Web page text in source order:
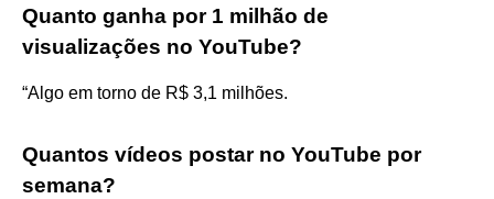
Quanto ganha por 1 milhão de
visualizações no YouTube?
“Algo em torno de R$ 3,1 milhões.
Quantos vídeos postar no YouTube por
semana?